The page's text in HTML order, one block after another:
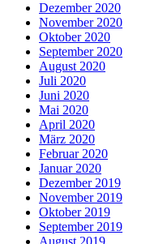
Dezember 2020
November 2020
Oktober 2020
September 2020
August 2020
Juli 2020
Juni 2020
Mai 2020
April 2020
März 2020
Februar 2020
Januar 2020
Dezember 2019
November 2019
Oktober 2019
September 2019
August 2019